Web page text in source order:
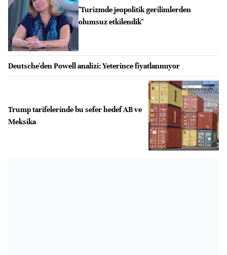
"Turizmde jeopolitik gerilimlerden
olumsuz etkilendik"
Deutsche'den Powell analizi: Yeterince fiyatlanmıyor
Trump tarifelerinde bu sefer hedef AB ve
Meksika